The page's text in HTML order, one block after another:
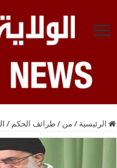
الرئيسية / من / طرائف الحكم /